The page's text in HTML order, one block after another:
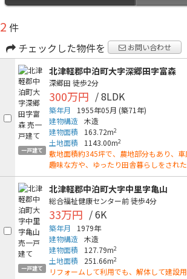
2 件
チェックした物件を
お問い合わせ
一戸建て
北津軽郡中泊町大字深郷田字富森
深郷田 徒歩2分
300万円 / 8LDK
築年月 1955年05月 (築71年)
建物構造 木造
建物面積
163.72m2
土地面積 1143.00m2
敷地面積約345坪で、農地部分もあり、
趣味な方や、ゆったり田舎暮らしをされ
一戸建て
北津軽郡中泊町大字中里字亀山
総合福祉健康センター前徒歩4分
33万円 / 6K
築年月
1979年
建物構造 木造
建物面積
127.79m2
土地面積 251.66m2
リフォームして利用でも、解体して建設